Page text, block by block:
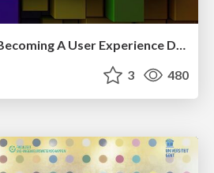
More Than Pixels: Becoming A User Experience Designer
3 480